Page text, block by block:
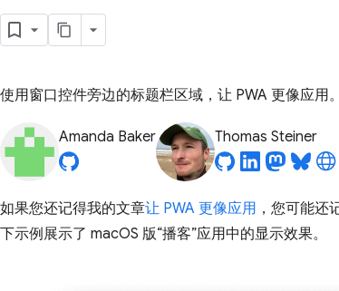
使用窗口控件旁边的标题栏区域，让 PWA 更像应用。
Amanda Baker Thomas Steiner
如果您还记得我的文章让 PWA 更像应用 ，您可能还
下示例展示了 macOS 版“播客”应用中的显示效果。